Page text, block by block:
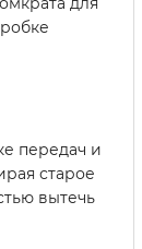
передач и
старое
вытечь